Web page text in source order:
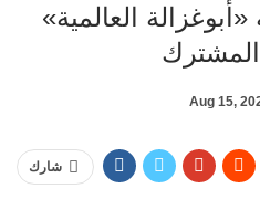
العالمية»
المشترك
Aug 15,
شارك